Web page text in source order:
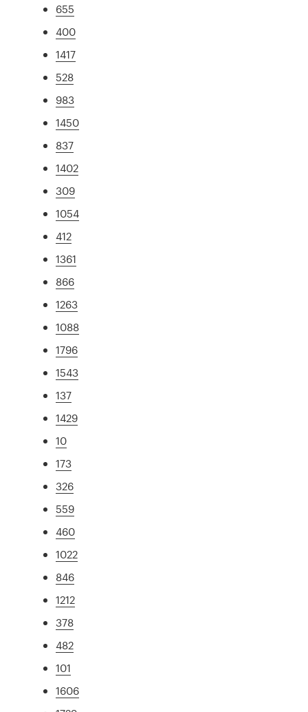
655
400
1417
528
983
1450
837
1402
309
1054
412
1361
866
1263
1088
1796
1543
137
1429
10
173
326
559
460
1022
846
1212
378
482
101
1606